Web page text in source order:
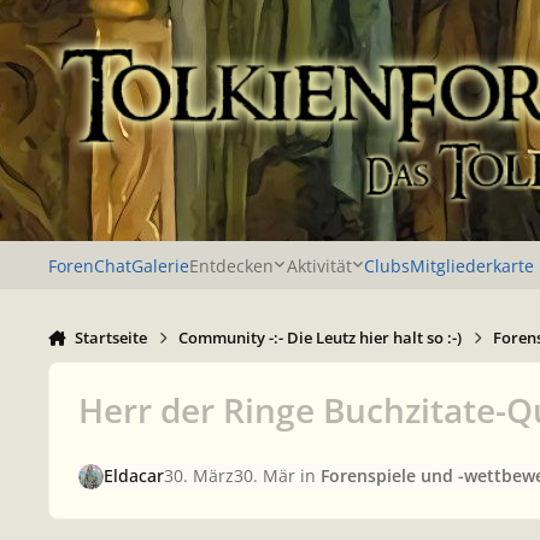
Zu Inhalt springen
ForenChatGalerieEntdecken Aktivität ClubsMitgliederkarte
Startseite Community -:- Die Leutz hier halt so :-)
Herr der Ringe Buchzitate-
Eldacar30. März30. Märin Forenspiele und -